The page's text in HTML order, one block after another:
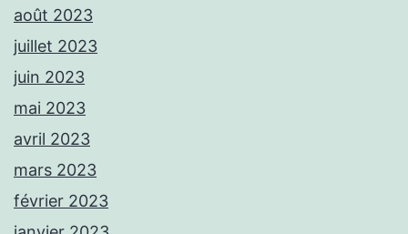
août 2023
juillet 2023
juin 2023
mai 2023
avril 2023
mars 2023
février 2023